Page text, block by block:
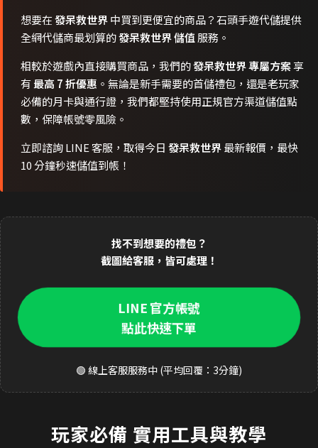
想要在發呆救世界中買到更便宜的商品？石頭手遊代儲提供
全網代儲商最划算的發呆救世界 儲值服務。
相較於遊戲內直接購買商品，我們的發呆救世界 專屬方案享
有最高 7 折優惠 。無論是新手需要的首儲禮包，還是老玩家
必備的月卡與通行證，我們都堅持使用正規官方渠道儲值點
數，保障帳號零風險。
立即諮詢 LINE 客服，取得今日 發呆救世界最新報價，最快
10 分鐘秒速儲值到帳！
找不到想要的禮包？
截圖給客服，皆可處理！
LINE 官方帳號
點此快速下單
🟢 線上客服服務中 (平均回覆：3分鐘)
玩家必備 實用工具與教學